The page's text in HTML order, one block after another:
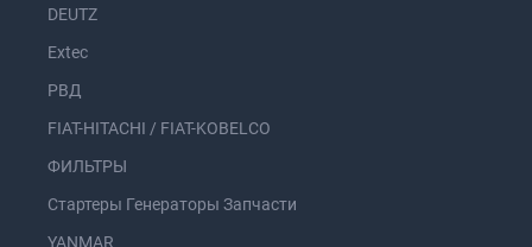
DEUTZ
Extec
РВД
FIAT-HITACHI / FIAT-KOBELCO
ФИЛЬТРЫ
Стартеры Генераторы Запчасти
YANMAR